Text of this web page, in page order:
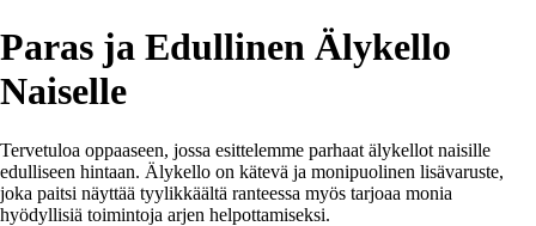
Paras ja Edullinen Älykello
Naiselle
Tervetuloa oppaaseen, jossa esittelemme parhaat älykellot naisille
edulliseen hintaan. Älykello on kätevä ja monipuolinen lisävaruste,
joka paitsi näyttää tyylikkäältä ranteessa myös tarjoaa monia
hyödyllisiä toimintoja arjen helpottamiseksi.